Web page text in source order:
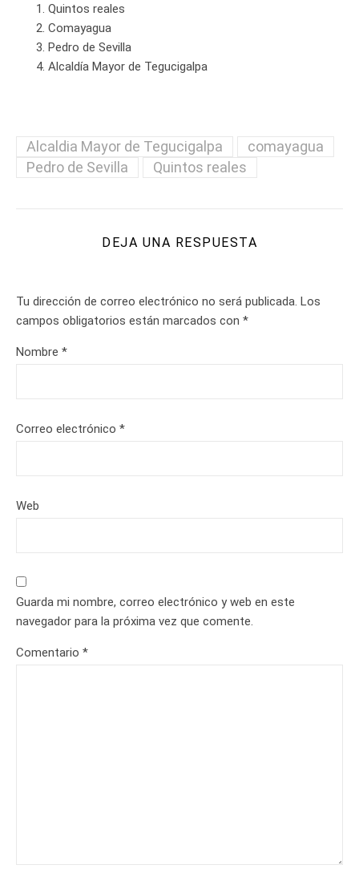
Quintos reales
Comayagua
Pedro de Sevilla
Alcaldía Mayor de Tegucigalpa
Alcaldia Mayor de Tegucigalpa
comayagua
Pedro de Sevilla
Quintos reales
DEJA UNA RESPUESTA
Tu dirección de correo electrónico no será publicada. Los
campos obligatorios están marcados con *
Nombre *
Correo electrónico *
Web
Guarda mi nombre, correo electrónico y web en este
navegador para la próxima vez que comente.
Comentario *